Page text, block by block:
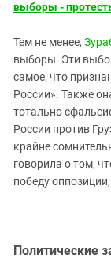
выборы -
Тем не менее,
выборы. Эти
самое, что
России». Также
тотально
России против
крайне
говорила о том,
победу
Политические